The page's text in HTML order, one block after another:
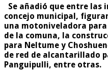
Se añadió que entre las
concejo municipal,
una motoniveladora
de la comuna, la
para Neltume y
de red de alcantarillado
Panguipulli, entre otras.